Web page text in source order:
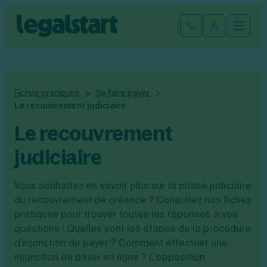
Legalstart
Par statut juridique
Créer une SASU
Créer une SAS
Créer une SARL
Créer une EURL
Créer une entreprise individuelle
Créer une SCI
Créer une association
Par métier
Conseil/finance
Modification et fermeture
Modifier son entreprise
Transfert de siège social
Changement de président
Changement d’activité
Transformation SARL en SAS
Transformation d’une SAS en SARL
Modification association
Modification auto-entreprise
Cession de parts sociales
Comptabilité
SASU
SAS
EURL
SARL
SCI
Entreprise individuelle
Tarifs
Fiches pratiques
Création d'entrepriseFaire une recherche
Se
Fiches pratiques
Se faire payer
Le recouvrement judiciaire
Le recouvrement
judiciaire
Vous souhaitez en savoir plus sur la phase judiciaire
du recouvrement de créance ? Consultez nos fiches
pratiques pour trouver toutes les réponses à vos
questions ! Quelles sont les étapes de la procédure
d'injonction de payer ? Comment effectuer une
injonction de payer en ligne ? L'opposition